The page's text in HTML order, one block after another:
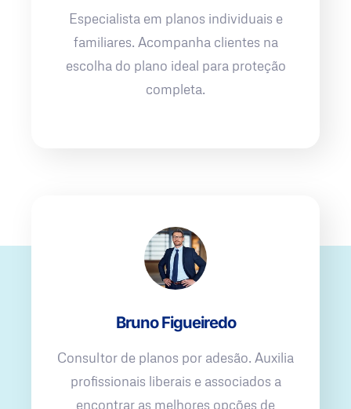
Especialista em planos individuais e
familiares. Acompanha clientes na
escolha do plano ideal para proteção
completa.
Bruno Figueiredo
Consultor de planos por adesão. Auxilia
profissionais liberais e associados a
encontrar as melhores opções de